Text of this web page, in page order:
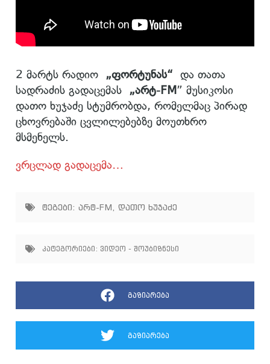
2 მარტს რადიო „ფორტუნას“ და თათა
სადრაძის გადაცემას „არტ-FM” მუსიკოსი
დათო ხუჯაძე სტუმრობდა, რომელმაც პირად
ცხოვრებაში ცვლილებებზე მოუთხრო
მსმენელს.
ვრცლად გადაცემა…
ტეგები: არტ-FM დათო ხუჯაძე
კატეგორიები: ვიდეო - შოუბიზნესი
გაზიარება
გაზიარება